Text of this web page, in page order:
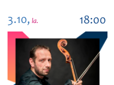
3.10, la. 18:00